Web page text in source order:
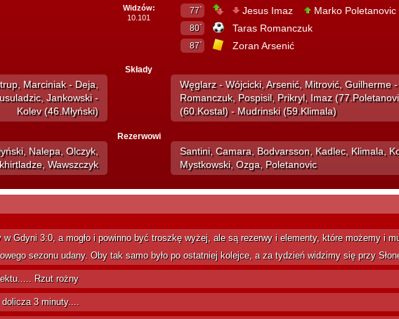
Widzów:
10.101
77` Jesus Imaz Marko Poletanovic
80` Taras Romanczuk
87` Zoran Arsenić
Składy
Marciniak - Deja,
Jankowski -
Kolev (46.Młyński)
Węglarz - Wójcicki, Arsenić, Mitrović, Guilherme -
Romanczuk, Pospisil, Prikryl, Imaz
(60.Kostal) - Mudrinski (59.Klimala)
Rezerwowi
Nalepa, Olczyk,
Wawszczyk
Santini, Camara, Bodvarsson, Kadlec, Klimala,
Mystkowski, Ozga, Poletanovic
w Gdyni 3:0, a mogło i powinno być troszkę wyżej, ale są rezerwy i elementy, które możemy i
sezonu udany. Oby tak samo było po ostatniej kolejce, a za tydzień widzimy się przy
Rzut rożny
3 minuty....